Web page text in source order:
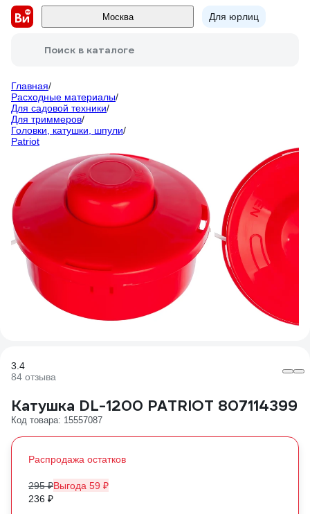
Москва Для юрлиц
Поиск в каталоге
Главная/
Расходные материалы/
Для садовой техники/
Для триммеров/
Головки, катушки, шпули/
Patriot
3.4
84 отзыва
Катушка DL-1200 PATRIOT 807114399
Код товара: 15557087
Распродажа остатков
295 ₽Выгода 59 ₽
236 ₽